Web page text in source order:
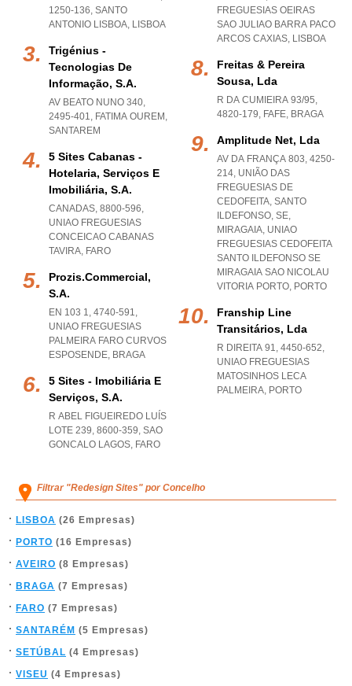
1250-136, SANTO
ANTONIO LISBOA, LISBOA
Trigénius -
Tecnologias De
Informação, S.a.
AV BEATO NUNO 340,
2495-401, FATIMA OUREM ,
SANTAREM
5 Sites Cabanas -
Hotelaria, Serviços E
Imobiliária, S.a.
CANADAS, 8800-596,
UNIAO FREGUESIAS
CONCEICAO CABANAS
TAVIRA, FARO
Prozis.commercial,
S.a.
EN 103 1, 4740-591,
UNIAO FREGUESIAS
PALMEIRA FARO CURVOS
ESPOSENDE, BRAGA
5 Sites - Imobiliária E
Serviços, S.a.
R ABEL FIGUEIREDO LUÍS
LOTE 239, 8600-359, SAO
GONCALO LAGOS, FARO
FREGUESIAS OEIRAS
SAO JULIAO BARRA PACO
ARCOS CAXIAS, LISBOA
Freitas & Pereira
Sousa, Lda
R DA CUMIEIRA 93/95,
4820-179, FAFE, BRAGA
Amplitude Net, Lda
AV DA FRANÇA 803, 4250-
214, UNIÃO DAS
FREGUESIAS DE
CEDOFEITA, SANTO
ILDEFONSO, SE,
MIRAGAIA, UNIAO
FREGUESIAS CEDOFEITA
SANTO ILDEFONSO SE
MIRAGAIA SAO NICOLAU
VITORIA PORTO, PORTO
Franship Line
Transitários, Lda
R DIREITA 91, 4450-652,
UNIAO FREGUESIAS
MATOSINHOS LECA
PALMEIRA, PORTO
Filtrar "Redesign Sites" por Concelho
LISBOA (26 Empresas)
PORTO (16 Empresas)
AVEIRO (8 Empresas)
BRAGA (7 Empresas)
FARO (7 Empresas)
SANTARÉM (5 Empresas)
SETÚBAL (4 Empresas)
VISEU (4 Empresas)